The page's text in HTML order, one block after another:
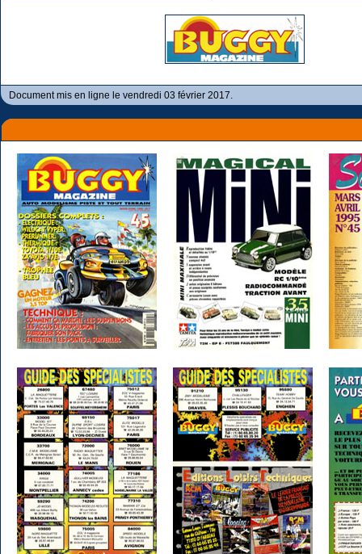
Document mis en ligne le vendredi 03 février 2017.